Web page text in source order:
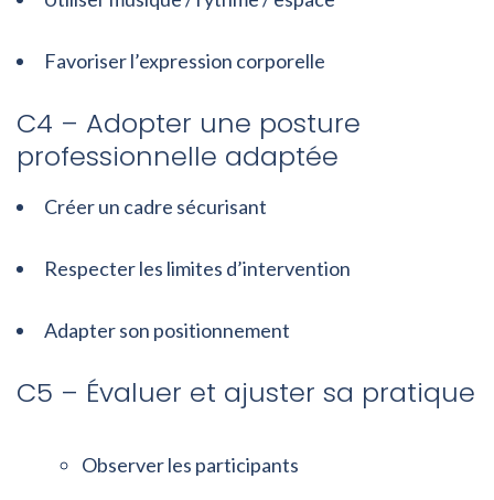
Favoriser l’expression corporelle
C4 – Adopter une posture
professionnelle adaptée
Créer un cadre sécurisant
Respecter les limites d’intervention
Adapter son positionnement
C5 – Évaluer et ajuster sa pratique
Observer les participants